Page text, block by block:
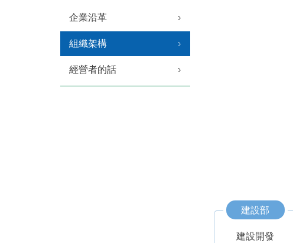
企業沿革
組織架構
經營者的話
建設部
建設開發